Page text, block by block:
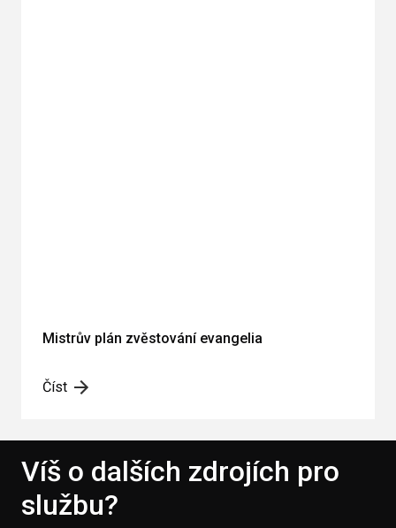
Mistrův plán zvěstování evangelia
Číst
Víš o dalších zdrojích pro
službu?